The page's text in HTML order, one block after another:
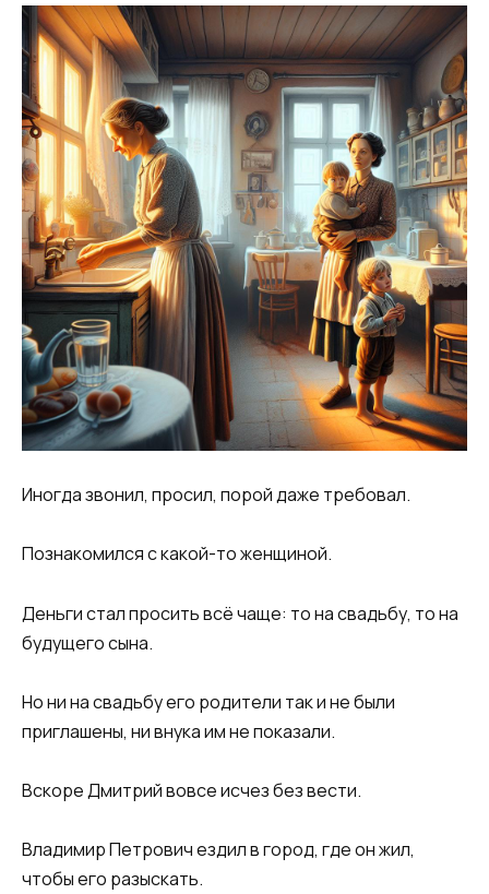
Иногда звонил, просил, порой даже требовал.
Познакомился с какой-то женщиной.
Деньги стал просить всё чаще: то на свадьбу, то на
будущего сына.
Но ни на свадьбу его родители так и не были
приглашены, ни внука им не показали.
Вскоре Дмитрий вовсе исчез без вести.
Владимир Петрович ездил в город, где он жил,
чтобы его разыскать.